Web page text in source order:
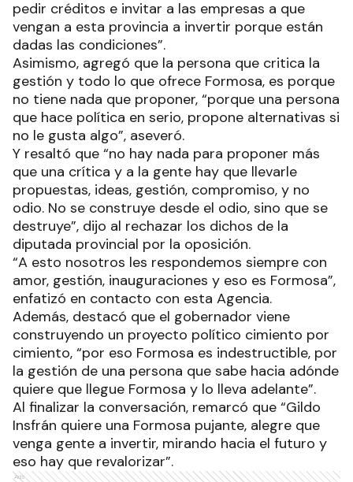
pedir créditos e invitar a las empresas a que
vengan a esta provincia a invertir porque están
dadas las condiciones”.
Asimismo, agregó que la persona que critica la
gestión y todo lo que ofrece Formosa, es porque
no tiene nada que proponer, “porque una persona
que hace política en serio, propone alternativas si
no le gusta algo”, aseveró.
Y resaltó que “no hay nada para proponer más
que una crítica y a la gente hay que llevarle
propuestas, ideas, gestión, compromiso, y no
odio. No se construye desde el odio, sino que se
destruye”, dijo al rechazar los dichos de la
diputada provincial por la oposición.
“A esto nosotros les respondemos siempre con
amor, gestión, inauguraciones y eso es Formosa”,
enfatizó en contacto con esta Agencia.
Además, destacó que el gobernador viene
construyendo un proyecto político cimiento por
cimiento, “por eso Formosa es indestructible, por
la gestión de una persona que sabe hacia adónde
quiere que llegue Formosa y lo lleva adelante”.
Al finalizar la conversación, remarcó que “Gildo
Insfrán quiere una Formosa pujante, alegre que
venga gente a invertir, mirando hacia el futuro y
eso hay que revalorizar”.
Ads